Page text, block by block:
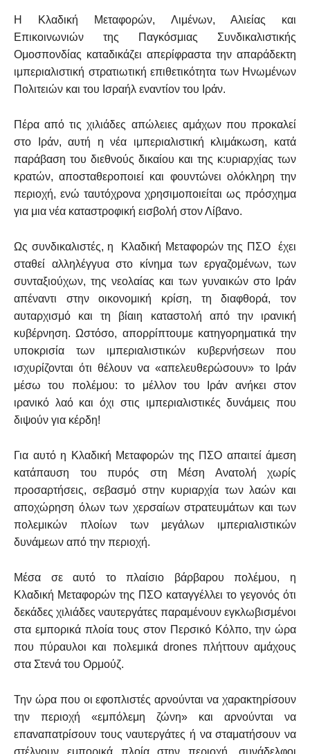
Η Κλαδική Μεταφορών, Λιμένων, Αλιείας και
Επικοινωνιών της Παγκόσμιας Συνδικαλιστικής
Ομοσπονδίας καταδικάζει απερίφραστα την απαράδεκτη
ιμπεριαλιστική στρατιωτική επιθετικότητα των Ηνωμένων
Πολιτειών και του Ισραήλ εναντίον του Ιράν.
Πέρα από τις χιλιάδες απώλειες αμάχων που προκαλεί
στο Ιράν, αυτή η νέα ιμπεριαλιστική κλιμάκωση, κατά
παράβαση του διεθνούς δικαίου και της κ:υριαρχίας των
κρατών, αποσταθεροποιεί και φουντώνει ολόκληρη την
περιοχή, ενώ ταυτόχρονα χρησιμοποιείται ως πρόσχημα
για μια νέα καταστροφική εισβολή στον Λίβανο.
Ως συνδικαλιστές, η Κλαδική Μεταφορών της ΠΣΟ έχει
σταθεί αλληλέγγυα στο κίνημα των εργαζομένων, των
συνταξιούχων, της νεολαίας και των γυναικών στο Ιράν
απέναντι στην οικονομική κρίση, τη διαφθορά, τον
αυταρχισμό και τη βίαιη καταστολή από την ιρανική
κυβέρνηση. Ωστόσο, απορρίπτουμε κατηγορηματικά την
υποκρισία των ιμπεριαλιστικών κυβερνήσεων που
ισχυρίζονται ότι θέλουν να «απελευθερώσουν» το Ιράν
μέσω του πολέμου: το μέλλον του Ιράν ανήκει στον
ιρανικό λαό και όχι στις ιμπεριαλιστικές δυνάμεις που
διψούν για κέρδη!
Για αυτό η Κλαδική Μεταφορών της ΠΣΟ απαιτεί άμεση
κατάπαυση του πυρός στη Μέση Ανατολή χωρίς
προσαρτήσεις, σεβασμό στην κυριαρχία των λαών και
αποχώρηση όλων των χερσαίων στρατευμάτων και των
πολεμικών πλοίων των μεγάλων ιμπεριαλιστικών
δυνάμεων από την περιοχή.
Μέσα σε αυτό το πλαίσιο βάρβαρου πολέμου, η
Κλαδική Μεταφορών της ΠΣΟ καταγγέλλει το γεγονός ότι
δεκάδες χιλιάδες ναυτεργάτες παραμένουν εγκλωβισμένοι
στα εμπορικά πλοία τους στον Περσικό Κόλπο, την ώρα
που πύραυλοι και πολεμικά drones πλήττουν αμάχους
στα Στενά του Ορμούζ.
Την ώρα που οι εφοπλιστές αρνούνται να χαρακτηρίσουν
την περιοχή «εμπόλεμη ζώνη» και αρνούνται να
επαναπατρίσουν τους ναυτεργάτες ή να σταματήσουν να
στέλνουν εμπορικά πλοία στην περιοχή, συνάδελφοι